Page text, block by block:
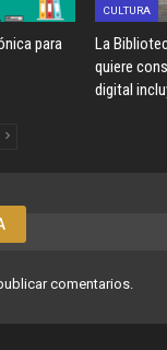
para
CULTURA
La
quiere
digital
comentarios.